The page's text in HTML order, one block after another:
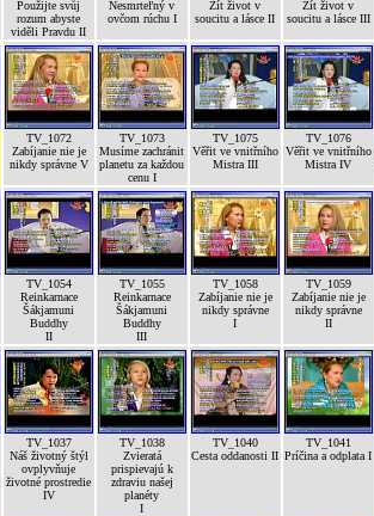
Použijte svůj
rozum abyste
viděli Pravdu II
Nesmrteľný v
ovčom rúchu I
Žít život v
soucitu a lásce II
Žít život v
soucitu a lásce III
TV_1072
Zabíjanie nie je
nikdy správne V
TV_1073
Musíme zachránit
planetu za každou
cenu I
TV_1075
Věřit ve vnitřního
Mistra III
TV_1076
Věřit ve vnitřního
Mistra IV
TV_1054
Reinkarnace
Šákjamuni
Buddhy
II
TV_1055
Reinkarnace
Šákjamuni
Buddhy
III
TV_1058
Zabíjanie nie je
nikdy správne
I
TV_1059
Zabíjanie nie je
nikdy správne
II
TV_1037
Náš životný štýl
ovplyvňuje
životné prostredie
IV
TV_1038
Zvieratá
prispievajú k
zdraviu našej
planéty
I
TV_1040
Cesta oddanosti II
TV_1041
Príčina a odplata I